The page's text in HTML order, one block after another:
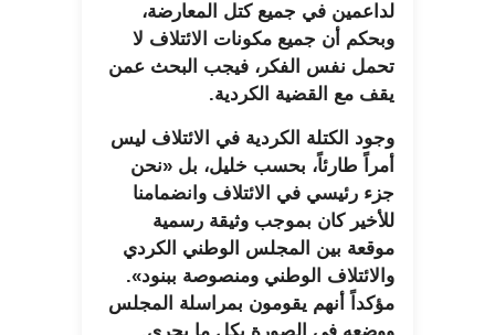
لداعمين في جميع كتل المعارضة،
وبحكم أن جميع مكونات الائتلاف لا
تحمل نفس الفكر، فيجب البحث عمن
يقف مع القضية الكردية.
وجود الكتلة الكردية في الائتلاف ليس
أمراً طارئاً، بحسب خليل، بل «نحن
جزء رئيسي في الائتلاف وانضمامنا
للأخير كان بموجب وثيقة رسمية
موقعة بين المجلس الوطني الكردي
والائتلاف الوطني ومنصوصة ببنود».
مؤكداً أنهم يقومون بمراسلة المجلس